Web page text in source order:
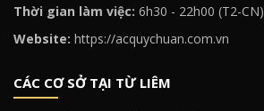
Thời gian làm việc: 6h30 - 22h00 (T2-CN)
Website: https://acquychuan.com.vn
CÁC CƠ SỞ TẠI TỪ LIÊM